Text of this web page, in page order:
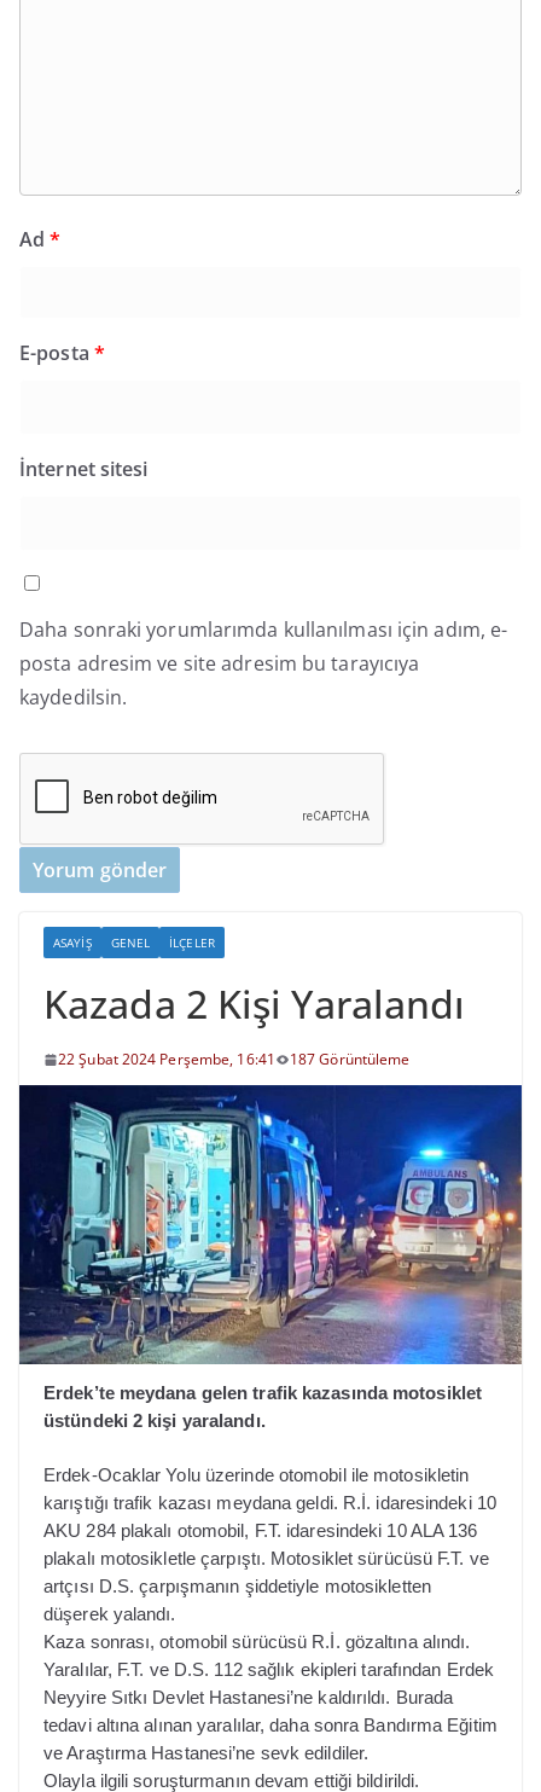
Ad*
E-posta *
İnternet sitesi
Daha sonraki yorumlarımda kullanılması için adım, e-
posta adresim ve site adresim bu tarayıcıya
kaydedilsin.
ASAYIŞ GENEL İLÇELER
Kazada 2 Kişi Yaralandı
22 Şubat 2024 Perşembe, 16:41 187 Görüntüleme
Erdek’te meydana gelen trafik kazasında motosiklet
üstündeki 2 kişi yaralandı.
Erdek-Ocaklar Yolu üzerinde otomobil ile motosikletin
karıştığı trafik kazası meydana geldi. R.İ. idaresindeki 10
AKU 284 plakalı otomobil, F.T. idaresindeki 10 ALA 136
plakalı motosikletle çarpıştı. Motosiklet sürücüsü F.T. ve
artçısı D.S. çarpışmanın şiddetiyle motosikletten
düşerek yalandı.
Kaza sonrası, otomobil sürücüsü R.İ. gözaltına alındı.
Yaralılar, F.T. ve D.S. 112 sağlık ekipleri tarafından Erdek
Neyyire Sıtkı Devlet Hastanesi’ne kaldırıldı. Burada
tedavi altına alınan yaralılar, daha sonra Bandırma Eğitim
ve Araştırma Hastanesi’ne sevk edildiler.
Olayla ilgili soruşturmanın devam ettiği bildirildi.